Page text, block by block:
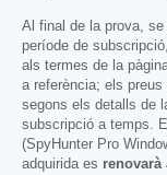
Al final de la prova,
període de
als termes de la
a referència; els
segons els detalls de
subscripció a temps.
(SpyHunter Pro
adquirida es renovarà